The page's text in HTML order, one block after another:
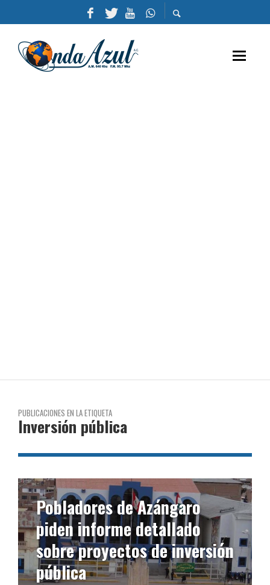
PUBLICACIONES EN LA ETIQUETA
Inversión pública
Pobladores de Azángaro
piden informe detallado
sobre proyectos de inversión
pública